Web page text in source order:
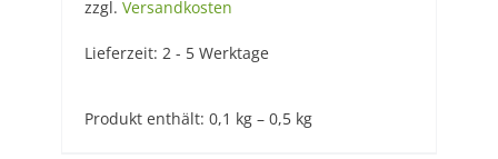
zzgl. Versandkosten
Lieferzeit: 2 - 5 Werktage
Produkt enthält: 0,1 kg – 0,5 kg